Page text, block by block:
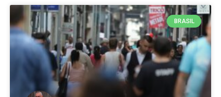
BRASIL